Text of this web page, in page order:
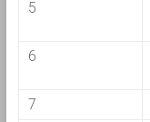
5
6
7